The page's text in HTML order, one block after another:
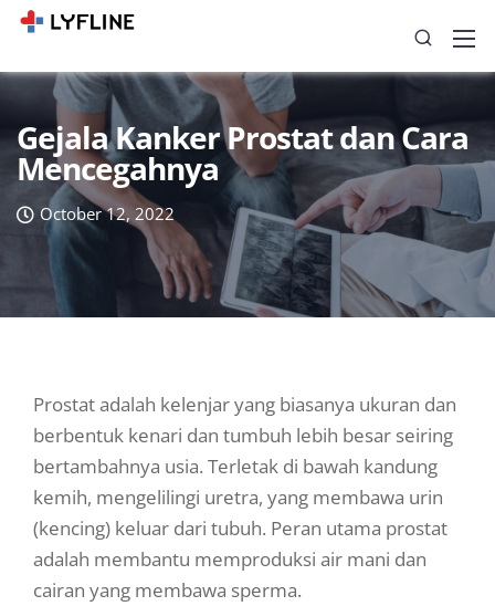
Gejala Kanker Prostat dan Cara
Mencegahnya
October 12, 2022
Prostat adalah kelenjar yang biasanya ukuran dan
berbentuk kenari dan tumbuh lebih besar seiring
bertambahnya usia. Terletak di bawah kandung
kemih, mengelilingi uretra, yang membawa urin
(kencing) keluar dari tubuh. Peran utama prostat
adalah membantu memproduksi air mani dan
cairan yang membawa sperma.